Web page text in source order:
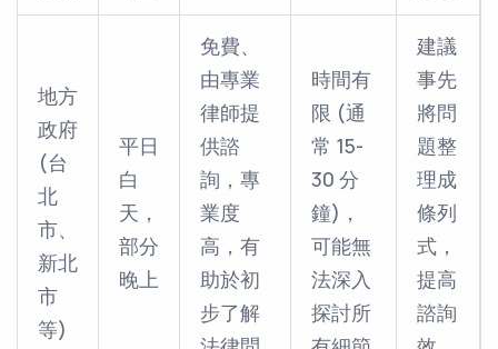
地方
政府
(台
北
市、
新北
市
等)
平日
白
天，
部分
晚上
免費、
由專業
律師提
供諮
詢，專
業度
高，有
助於初
步了解
時間有
限 (通
常 15-
30 分
鐘)，
可能無
法深入
探討所
建議
事先
將問
題整
理成
條列
式，
提高
諮詢